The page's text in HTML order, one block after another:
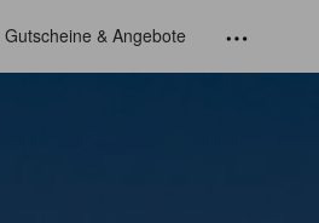
Gutscheine & Angebote